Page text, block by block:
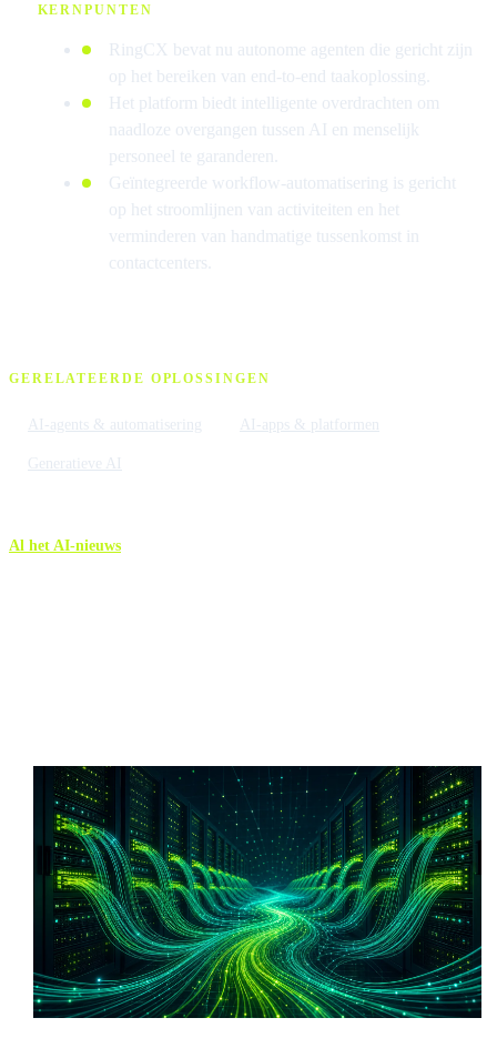
KERNPUNTEN
RingCX bevat nu autonome agenten die gericht zijn
op het bereiken van end-to-end taakoplossing.
Het platform biedt intelligente overdrachten om
naadloze overgangen tussen AI en menselijk
personeel te garanderen.
Geïntegreerde workflow-automatisering is gericht
op het stroomlijnen van activiteiten en het
verminderen van handmatige tussenkomst in
contactcenters.
GERELATEERDE OPLOSSINGEN
AI-agents & automatisering AI-apps & platformen
Generatieve AI
Al het AI-nieuws